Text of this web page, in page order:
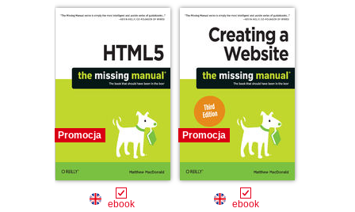
Promocja
ebook
Promocja
ebook